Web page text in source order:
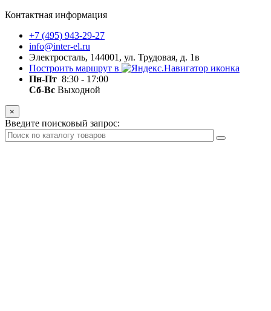
Контактная информация
+7 (495) 943-29-27
info@inter-el.ru
Электросталь, 144001, ул. Трудовая, д. 1в
Построить маршрут в
Пн-Пт 8:30 - 17:00
Сб-Вс Выходной
×
Введите поисковый запрос: